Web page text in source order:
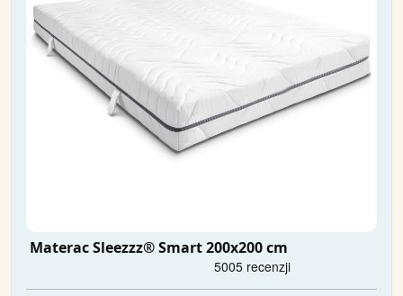
Materac Sleezzz® Smart 200x200 cm